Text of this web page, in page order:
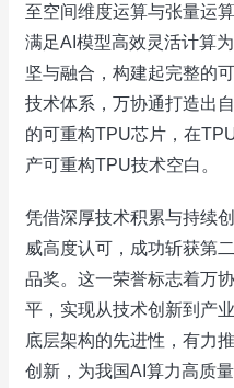
至空间维度运算与张量运
满足AI模型高效灵活计算
坚与融合，构建起完整的
技术体系，万协通打造出
的可重构TPU芯片，在
产可重构TPU技术空白。
凭借深厚技术积累与持续
威高度认可，成功斩获第
品奖。这一荣誉标志着万
平，实现从技术创新到产
底层架构的先进性，有力
创新，为我国AI算力高质